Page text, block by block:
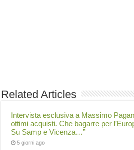
Related Articles
Intervista esclusiva a Massimo
ottimi acquisti. Che bagarre per
Su Samp e Vicenza…”
5 giorni ago